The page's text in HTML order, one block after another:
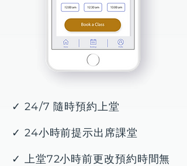
✓ 24/7 隨時預約上堂​
✓ 24小時前提示出席課堂
✓ 上堂72小時前更改預約時間無